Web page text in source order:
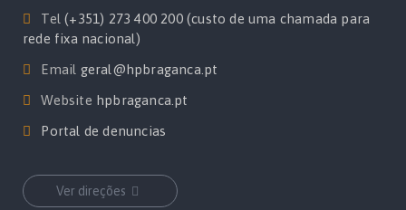
Tel(+351) 273 400 200 (custo de uma chamada para
rede fixa nacional)
Email geral@hpbraganca.pt
Website hpbraganca.pt
Portal de denuncias
Ver direções